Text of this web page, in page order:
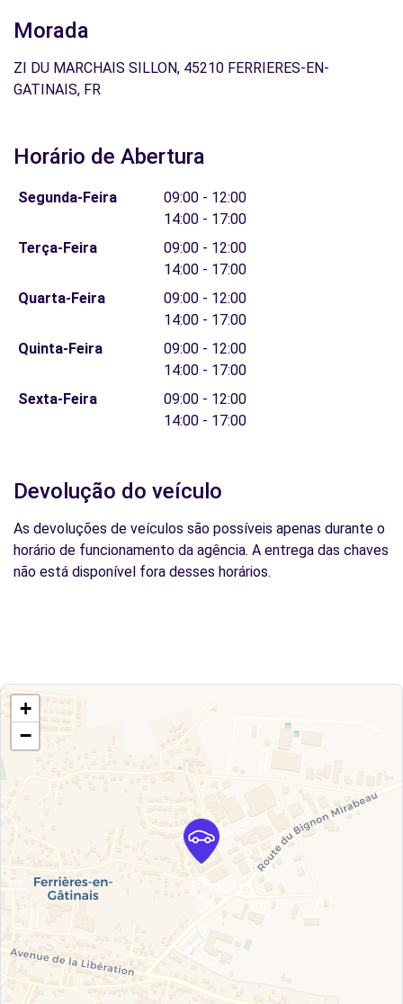
Morada
ZI DU MARCHAIS SILLON, 45210 FERRIERES-EN-
GATINAIS, FR
Horário de Abertura
Segunda-Feira
09:00 - 12:00
14:00 - 17:00
Terça-Feira
09:00 - 12:00
14:00 - 17:00
Quarta-Feira
09:00 - 12:00
14:00 - 17:00
Quinta-Feira
09:00 - 12:00
14:00 - 17:00
Sexta-Feira
09:00 - 12:00
14:00 - 17:00
Devolução do veículo
As devoluções de veículos são possíveis apenas durante o
horário de funcionamento da agência. A entrega das chaves
não está disponível fora desses horários.
+
−